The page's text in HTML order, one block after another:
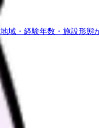
地域・経験年数・施設形態